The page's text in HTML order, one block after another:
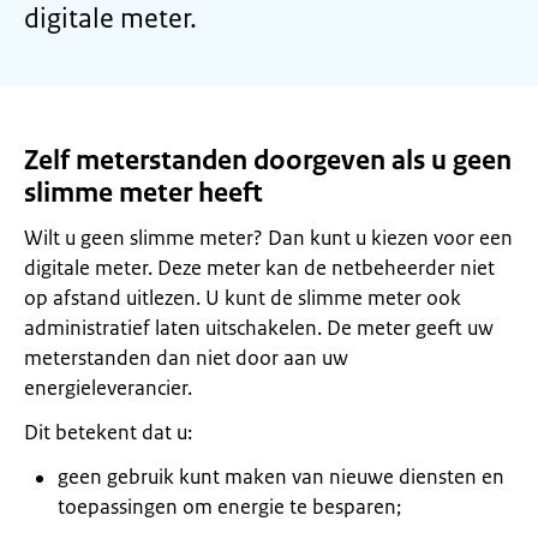
digitale meter.
Zelf meterstanden doorgeven als u geen
slimme meter heeft
Wilt u geen slimme meter? Dan kunt u kiezen voor een
digitale meter. Deze meter kan de netbeheerder niet
op afstand uitlezen. U kunt de slimme meter ook
administratief laten uitschakelen. De meter geeft uw
meterstanden dan niet door aan uw
energieleverancier.
Dit betekent dat u:
geen gebruik kunt maken van nieuwe diensten en
toepassingen om energie te besparen;